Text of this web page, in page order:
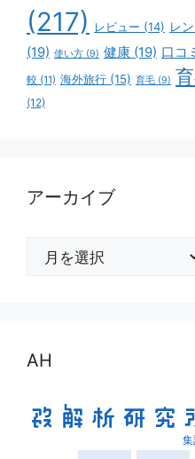
(217)
レビュー (14) レ
(19) 使い方 (9) 健康 (19) 口コ
較 (11) 海外旅行 (15) 育毛 (9)
(12)
アーカイブ
AH